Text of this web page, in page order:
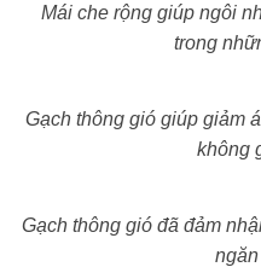
Mái che rộng giúp ngôi
trong
Gạch thông gió giúp giảm
không
Gạch thông gió đã đảm